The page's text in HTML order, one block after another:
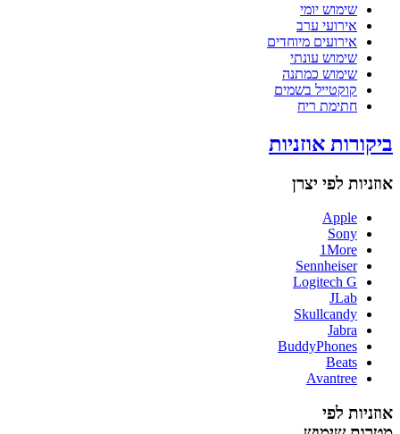
שימוש יומי
אירועי ערב
אירועים מיוחדים
שימוש עונתי
שימוש כמתנה
קוקטייל בשמים
חתימת ריח
ביקורות אוזניות
אוזניות לפי יצרן
Apple
Sony
1More
Sennheiser
Logitech G
JLab
Skullcandy
Jabra
BuddyPhones
Beats
Avantree
אוזניות לפי